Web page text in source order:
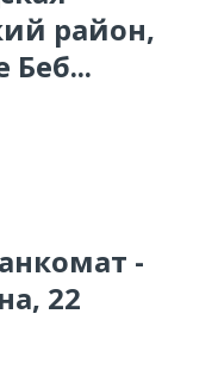
район,
Беб...
-
22